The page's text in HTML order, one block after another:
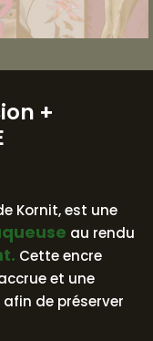
+
Kornit, est une
au rendu
Cette encre
et une
de préserver